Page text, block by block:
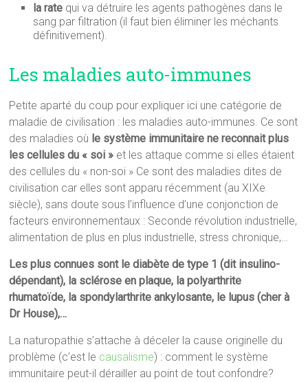
la rate qui va détruire les agents pathogènes dans le
sang par filtration (il faut bien éliminer les méchants
définitivement).
Les maladies auto-immunes
Petite aparté du coup pour expliquer ici une catégorie de
maladie de civilisation : les maladies auto-immunes. Ce sont
des maladies où le système immunitaire ne reconnait plus
les cellules du « soi » et les attaque comme si elles étaient
des cellules du « non-soi » Ce sont des maladies dites de
civilisation car elles sont apparu récemment (au XIXe
siècle), sans doute sous l’influence d’une conjonction de
facteurs environnementaux : Seconde révolution industrielle,
alimentation de plus en plus industrielle, stress chronique,…
Les plus connues sont le diabète de type 1 (dit insulino-
dépendant), la sclérose en plaque, la polyarthrite
rhumatoïde, la spondylarthrite ankylosante, le lupus (cher à
Dr House),…
La naturopathie s’attache à déceler la cause originelle du
problème (c’est le causalisme) : comment le système
immunitaire peut-il dérailler au point de tout confondre?